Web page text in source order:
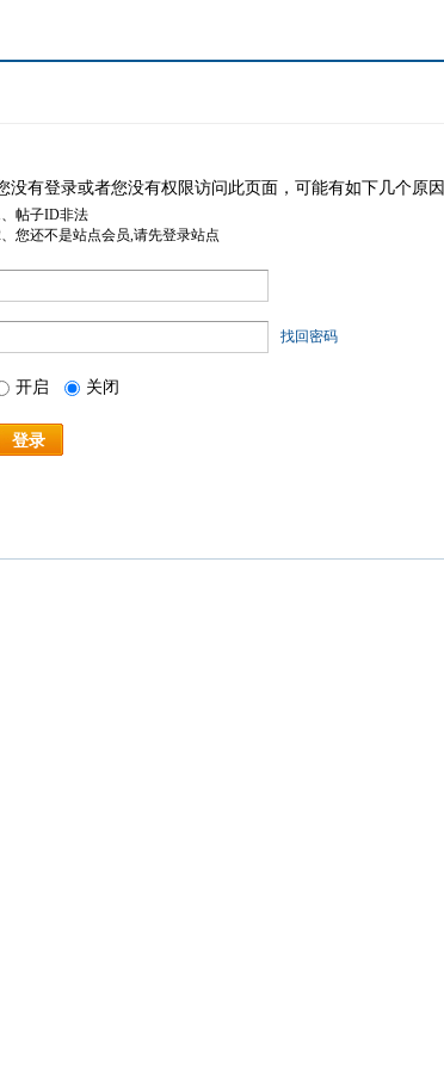
没有登录或者您没有权限访问此页面，可能有如下几个原因
、帖子ID非法
、您还不是站点会员,请先登录站点
找回密码
开启 关闭
登录